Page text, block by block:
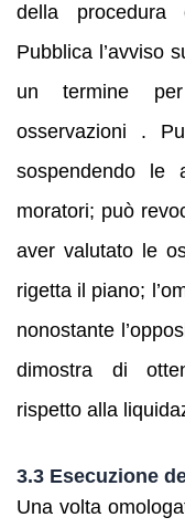
della procedura
Pubblica l’avviso
un termine
osservazioni .
sospendendo le
moratori; può
aver valutato le
rigetta il piano;
nonostante
dimostra di
rispetto alla
3.3 Esecuzione
Una volta